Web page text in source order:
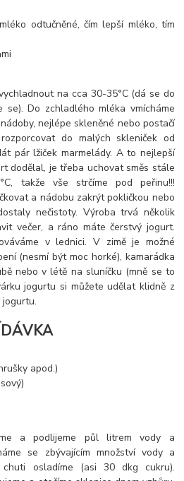
odtučněné, čím lepší mléko, tím
na cca 30-35°C (dá se do
Do zchladlého mléka vmícháme
nejlépe skleněné nebo postačí
do malých skleniček od
pár lžiček marmelády. A to nejlepší
dodělal, je třeba uchovat směs stále
takže vše strčíme pod peřinu!!!
a nádobu zakrýt pokličkou nebo
nečistoty. Výroba trvá několik
večer, a ráno máte čerstvý jogurt.
v lednici. V zimě je možné
(nesmí být moc horké), kamarádka
nebo v létě na sluníčku (mně se to
jogurtu si můžete udělat klidně z
jogurtu.
apod.)
a podlijeme půl litrem vody a
se zbývajícím množství vody a
osladíme (asi 30 dkg cukru).